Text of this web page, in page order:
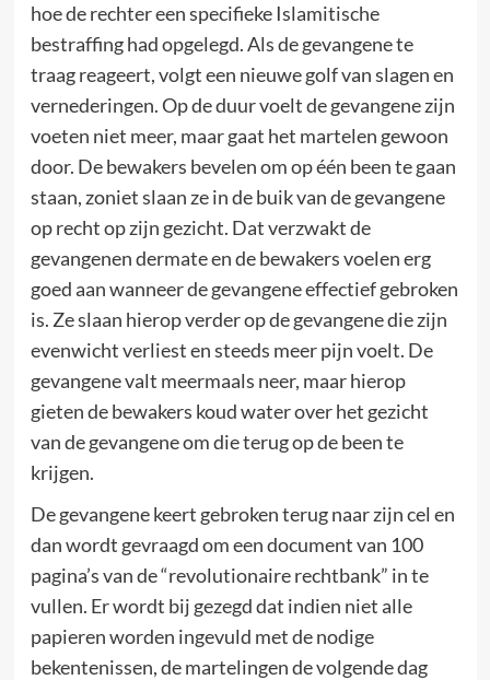
hoe de rechter een specifieke Islamitische
bestraffing had opgelegd. Als de gevangene te
traag reageert, volgt een nieuwe golf van slagen en
vernederingen. Op de duur voelt de gevangene zijn
voeten niet meer, maar gaat het martelen gewoon
door. De bewakers bevelen om op één been te gaan
staan, zoniet slaan ze in de buik van de gevangene
op recht op zijn gezicht. Dat verzwakt de
gevangenen dermate en de bewakers voelen erg
goed aan wanneer de gevangene effectief gebroken
is. Ze slaan hierop verder op de gevangene die zijn
evenwicht verliest en steeds meer pijn voelt. De
gevangene valt meermaals neer, maar hierop
gieten de bewakers koud water over het gezicht
van de gevangene om die terug op de been te
krijgen.
De gevangene keert gebroken terug naar zijn cel en
dan wordt gevraagd om een document van 100
pagina’s van de “revolutionaire rechtbank” in te
vullen. Er wordt bij gezegd dat indien niet alle
papieren worden ingevuld met de nodige
bekentenissen, de martelingen de volgende dag